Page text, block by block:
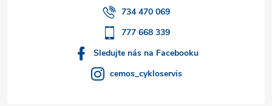
734 470 069
777 668 339
Sledujte nás na Facebooku
cemos_cykloservis